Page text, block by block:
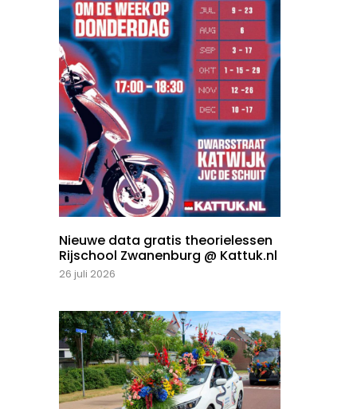
Nieuwe data gratis theorielessen
Rijschool Zwanenburg @ Kattuk.nl
26 juli 2026